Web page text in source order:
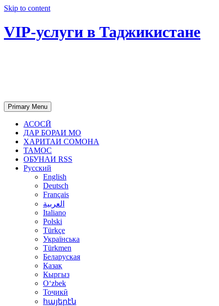
Skip to content
VIP-услуги в Таджикистане
Primary Menu
АСОСӢ
ДАР БОРАИ МО
ХАРИТАИ СОМОНА
ТАМОС
ОБУНАИ RSS
Русский
English
Deutsch
Français
العربية
Italiano
Polski
Türkçe
Українська
Türkmen
Беларуская
Қазақ
Кыргыз
Oʻzbek
Тоҷикӣ
հայերէն